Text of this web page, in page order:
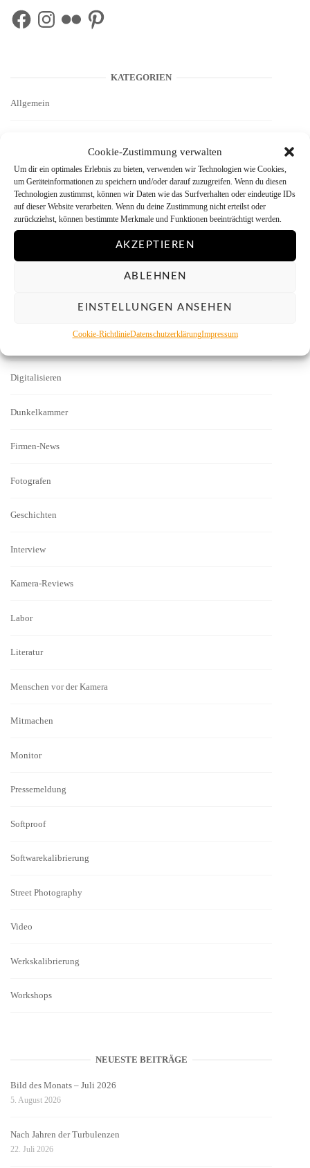
Cookie-Zustimmung verwalten
Um dir ein optimales Erlebnis zu bieten, verwenden wir Technologien wie Cookies,
um Geräteinformationen zu speichern und/oder darauf zuzugreifen. Wenn du diesen
Technologien zustimmst, können wir Daten wie das Surfverhalten oder eindeutige IDs
auf dieser Website verarbeiten. Wenn du deine Zustimmung nicht erteilst oder
zurückziehst, können bestimmte Merkmale und Funktionen beeinträchtigt werden.
AKZEPTIEREN
ABLEHNEN
EINSTELLUNGEN ANSEHEN
Cookie-RichtlinieDatenschutzerklärungImpressum
FacebookInstagram
Flickr Pinterest
KATEGORIEN
Allgemein
Autoren
Basics
Digitalisieren
Dunkelkammer
Firmen-News
Fotografen
Geschichten
Interview
Kamera-Reviews
Labor
Literatur
Menschen vor der Kamera
Mitmachen
Monitor
Pressemeldung
Softproof
Softwarekalibrierung
Street Photography
Video
Werkskalibrierung
Workshops
NEUESTE BEITRÄGE
Bild des Monats – Juli 2026
5. August 2026
Nach Jahren der Turbulenzen
22. Juli 2026